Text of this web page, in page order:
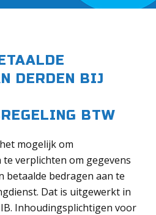
DERDEN BIJ
BTW
mogelijk om
verplichten om gegevens
betaalde bedragen aan te
Dat is uitgewerkt in
Inhoudingsplichtigen voor